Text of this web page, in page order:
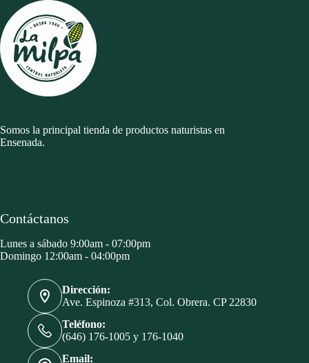
Somos la principal tienda de productos naturistas en
Ensenada.
Contáctanos
Lunes a sábado 9:00am - 07:00pm
Domingo 12:00am - 04:00pm
Dirección:
Ave. Espinoza #313, Col. Obrera. CP 22830
Teléfono:
(646) 176-1005 y 176-1040
Email: